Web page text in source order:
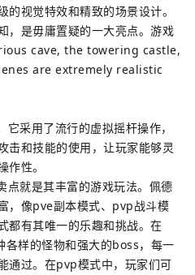
视觉特效和精致的场景设计。
，是毋庸置疑的一大亮点。游戏
cave, the towering castle,
are extremely realistic
采用了流行的虚拟摇杆操作，
击和技能的使用，让玩家能够灵
性。
点就是其丰富的游戏玩法。佩德
，像pve副本模式、pvp战斗模
都有其唯一的乐趣和挑战。在
各样的怪物和强大的boss，每一
通过。在pvp模式中，玩家们可